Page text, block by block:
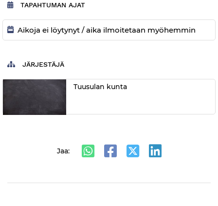
TAPAHTUMAN AJAT
Aikoja ei löytynyt / aika ilmoitetaan myöhemmin
JÄRJESTÄJÄ
Tuusulan kunta
Jaa: